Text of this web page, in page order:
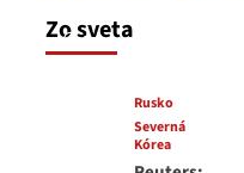
Zo sveta
5. augusta 2026
Rusko
Severná
Kórea